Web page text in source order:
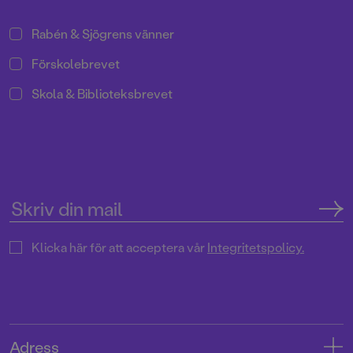
Rabén & Sjögrens vänner
Förskolebrevet
Skola & Biblioteksbrevet
Klicka här för att acceptera vårIntegritetspolicy.
Adress